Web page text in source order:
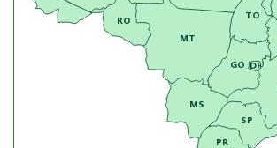
TO
RO
MT
MS
GO
PR
SP
DF